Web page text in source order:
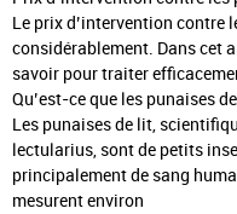
Le prix d’intervention contre
considérablement. Dans cet
savoir pour traiter
Qu’est-ce que les punaises
Les punaises de lit,
lectularius, sont de petits
principalement de sang
mesurent environ